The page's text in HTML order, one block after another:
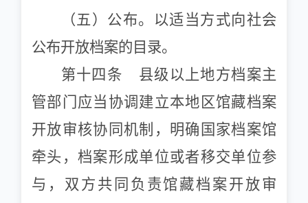
（五）公布。以适当方式向社会
公布开放档案的目录。
第十四条 县级以上地方档案主
管部门应当协调建立本地区馆藏档案
开放审核协同机制，明确国家档案馆
牵头，档案形成单位或者移交单位参
与，双方共同负责馆藏档案开放审